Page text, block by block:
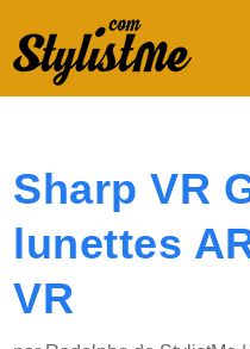
Sharp VR
lunettes
VR